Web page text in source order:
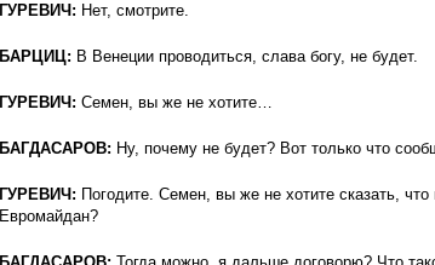
ГУРЕВИЧ: Нет, смотрите.
БАРЦИЦ: В Венеции проводиться, слава богу, не будет.
ГУРЕВИЧ: Семен, вы же не хотите…
БАГДАСАРОВ: Ну, почему не будет? Вот только что
ГУРЕВИЧ: Погодите. Семен, вы же не хотите сказать,
Евромайдан?